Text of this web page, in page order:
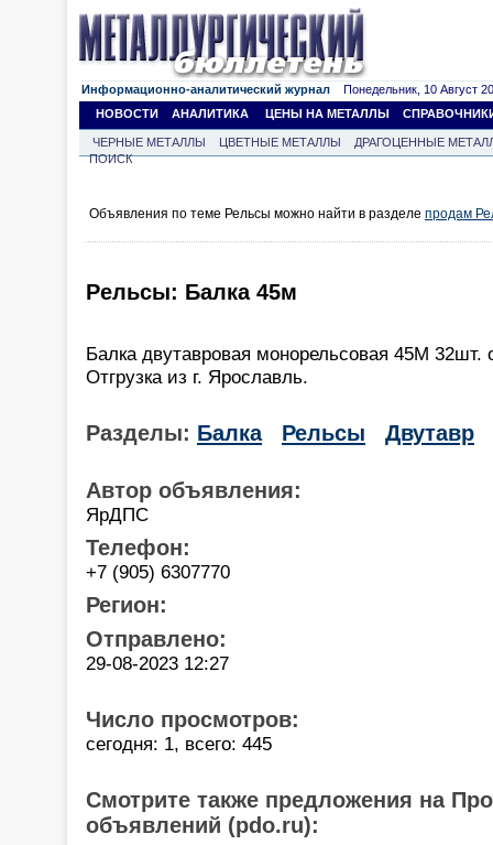
Информационно-аналитический журнал Понедельник, 10 Август
НОВОСТИ
АНАЛИТИКА ЦЕНЫ НА МЕТАЛЛЫ
ЧЕРНЫЕ МЕТАЛЛЫ ЦВЕТНЫЕ МЕТАЛЛЫ
ДРАГОЦЕННЫЕ
ПОИСК
Объявления по теме Рельсы можно найти в разделе продам
Рельсы: Балка 45м
Балка двутавровая монорельсовая 45М 32шт.
Отгрузка из г. Ярославль.
Разделы: Балка Рельсы Двутавр
Автор объявления:
ЯрДПС
Телефон:
+7 (905) 6307770
Регион:
Отправлено:
29-08-2023 12:27
Число просмотров:
сегодня: 1, всего: 445
Смотрите также предложения на
объявлений (pdo.ru):